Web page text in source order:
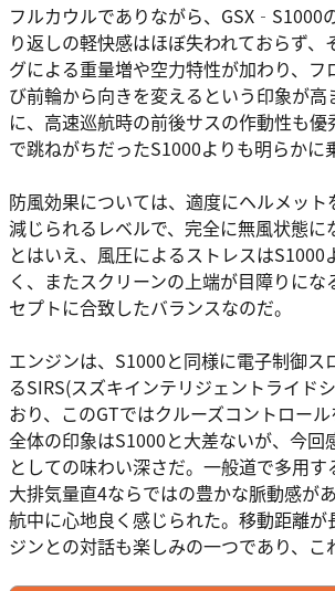
フルカウルでありながら、GSX‐S1000
り返しの軽快感はほぼ失われておらず、
グによる重量増や空力特性が加わり、フ
び前輪から向きを変えるという印象が高
に、高速巡航時の前後サスの作動性も優
で跳ねがちだったS1000よりも明らかに
防風効果については、適度にヘルメッ
減じられるレベルで、完全に無風状態に
とはいえ、風圧によるストレスはS1000
く、またスクリーンの上端が目障りに
セプトに合致したバランスなのだ。
エンジンは、S1000と同様に電子制御ス
るSIRS(スズキインテリジェントライド
おり、このGTではクルーズコントロール
全体の印象はS1000と大差ないが、今回
としての味わい深さだ。一般道で多用
大排気量直4ならではの豊かな脈動感が
航中に心地良く感じられた。移動距離が
ジンとの対話も楽しみの一つであり、こ